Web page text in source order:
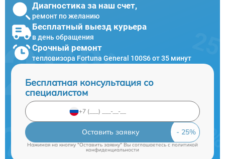
Диагностика за наш счет,
ремонт по желанию
Бесплатный выезд курьера
в день обращения
Срочный ремонт
тепловизора Fortuna General 100S6 от 35 минут
Бесплатная консультация со
специалистом
Оставить заявку
Нажимая на кнопку "Оставить заявку" Вы соглашаетесь cполитикой
конфиденциальности